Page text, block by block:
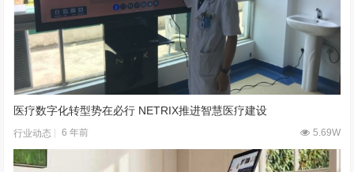
医疗数字化转型势在必行 NETRIX推进智慧医疗建设
行业动态 6 年前 5.69W